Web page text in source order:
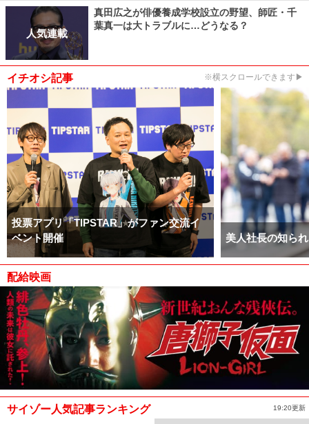
人気連載
真田広之が俳優養成学校設立の野望、師匠・千
葉真一は大トラブルに…どうなる？
イチオシ記事 ※横スクロールできます▶
投票アプリ「TIPSTAR」がファン交流イ
ベント開催
美人社長の知ら
配給映画
サイゾー人気記事ランキング 19:20更新